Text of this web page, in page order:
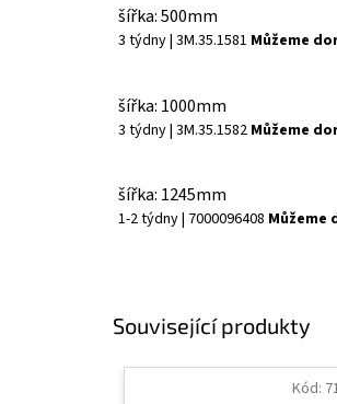
Související produkty
Kód:
šířka: 500mm
3 týdny| 3M.35.1581 Můžeme
šířka: 1000mm
3 týdny| 3M.35.1582 Můžeme
šířka: 1245mm
1-2 týdny| 7000096408 Můžeme